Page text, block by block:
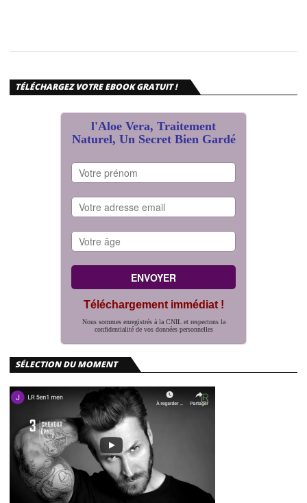
TÉLÉCHARGEZ VOTRE EBOOK GRATUIT !
l'Aloe Vera, Traitement
Naturel, Un Secret Bien Gardé
Téléchargement immédiat !
Nous sommes enregistrés à la CNIL et respectons la
confidentialité de vos données personnelles
SÉLECTION DU MOMENT